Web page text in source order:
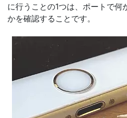
に行うことの1つは、ポートで何
かを確認することです。